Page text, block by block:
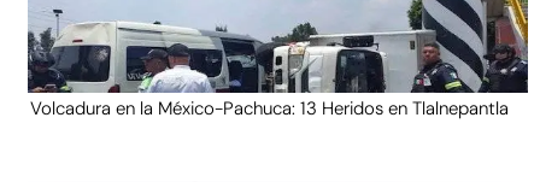
Volcadura en la México-Pachuca: 13 Heridos en Tlalnepantla